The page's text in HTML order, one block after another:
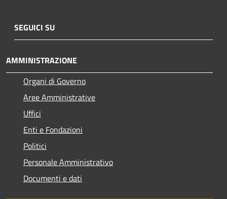
SEGUICI SU
AMMINISTRAZIONE
Organi di Governo
Aree Amministrative
Uffici
Enti e Fondazioni
Politici
Personale Amministrativo
Documenti e dati